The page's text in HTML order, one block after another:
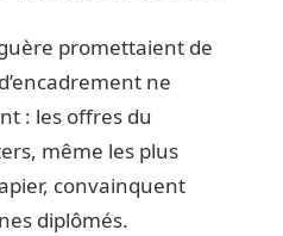
promettaient de
ne
: les offres du
même les plus
convainquent
diplômés.